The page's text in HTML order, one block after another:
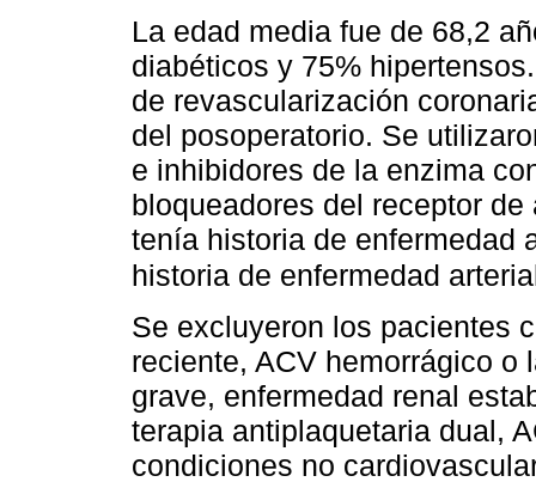
La edad media fue de 68,2
diabéticos y 75%
de revascularización
del posoperatorio. Se
e inhibidores de la enzima
bloqueadores del receptor
tenía historia de enfermedad
historia de enfermedad
Se excluyeron los pacientes
reciente, ACV hemorrágico
grave, enfermedad renal
terapia antiplaquetaria dual,
condiciones no